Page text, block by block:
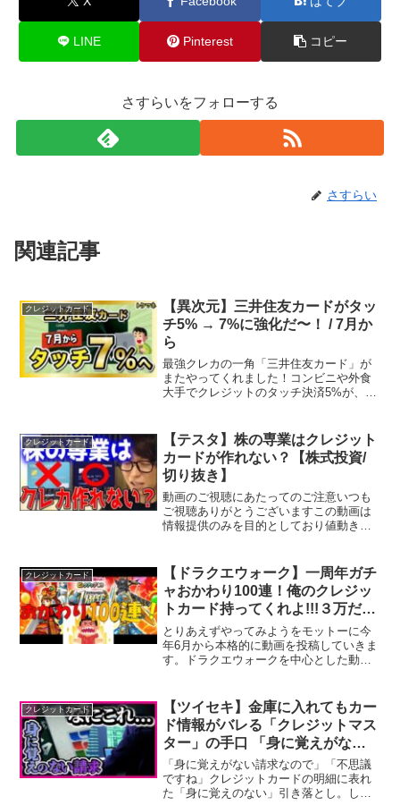
LINE Pinterest コピー
さすらいをフォローする
さすらい
関連記事
クレジットカード
【異次元】三井住友カードがタッ
チ5% → 7%に強化だ〜！ / 7月か
ら
最強クレカの一角「三井住友カード」が
またやってくれました！コンビニや外食
大手でクレジットのタッチ決済5%が、さ
うかちょっと心配になるレベルですね
2021年から続くタッ...
クレジットカード
【テスタ】株の専業はクレジット
カードが作れない？【株式投資/
切り抜き】
動画のご視聴にあたってのご注意いつも
ご視聴ありがとうございますこの動画は
情報提供のみを目的としており値動きや
願いいたします。▼投資大人気ベストセ
ラー本 ５選はこちら臆病...
クレジットカード
【ドラクエウォーク】一周年ガチ
ャおかわり100連！俺のクレジッ
トカード持ってくれよ!!!３万だ
ー！！
とりあえずやってみようをモットーに今
年6月から本格的に動画を投稿していきま
す。ドラクエウォークを中心とした動画
ければチャンネル登録よろしくお願いし
ます。2020年6月...
クレジットカード
【ツイセキ】金庫に入れてもカー
ド情報がバレる「クレジットマス
ター」の手口 「身に覚えがない
請求」一体なぜ？ 過去最悪の
『カードの不正利用』 2023年
の被害額は約540億円〈カンテレ
「身に覚えがない請求なので」「不思議
ですね」クレジットカードの明細に表れ
た「身に覚えのない」引き落とし。しか